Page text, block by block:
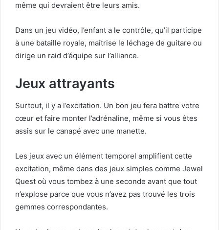
même qui devraient être leurs amis.
Dans un jeu vidéo, l’enfant a le contrôle, qu’il participe
à une bataille royale, maîtrise le léchage de guitare ou
dirige un raid d’équipe sur l’alliance.
Jeux attrayants
Surtout, il y a l’excitation. Un bon jeu fera battre votre
cœur et faire monter l’adrénaline, même si vous êtes
assis sur le canapé avec une manette.
Les jeux avec un élément temporel amplifient cette
excitation, même dans des jeux simples comme Jewel
Quest où vous tombez à une seconde avant que tout
n’explose parce que vous n’avez pas trouvé les trois
gemmes correspondantes.